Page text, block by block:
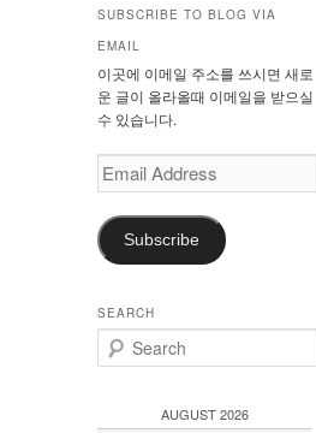
SUBSCRIBE TO BLOG VIA
EMAIL
이곳에 이메일 주소를 쓰시면 새로
운 글이 올라올때 이메일을 받으실
수 있습니다.
Email
Address
Subscribe
SEARCH
e
AUGUST 2026